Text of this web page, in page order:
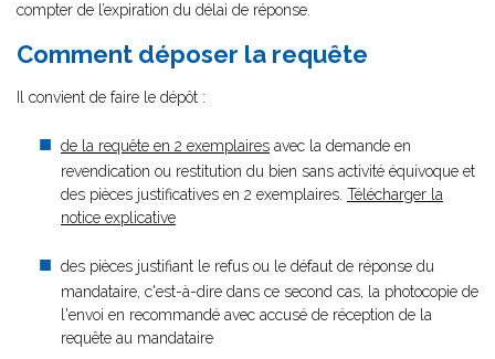
compter de l’expiration du délai de réponse.
Comment déposer la requête
Il convient de faire le dépôt :
de la requête en 2 exemplaires avec la demande en
revendication ou restitution du bien sans activité équivoque et
des pièces justificatives en 2 exemplaires. Télécharger la
notice explicative
des pièces justifiant le refus ou le défaut de réponse du
mandataire, c'est-à-dire dans ce second cas, la photocopie de
l'envoi en recommandé avec accusé de réception de la
requête au mandataire